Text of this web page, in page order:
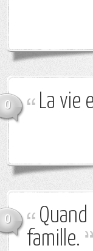
0 La vie
0
famille.